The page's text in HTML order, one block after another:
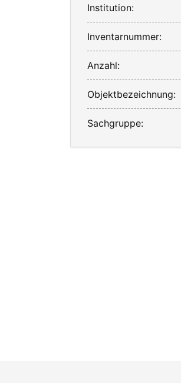
Institution:
Inventarnummer:
Anzahl:
Objektbezeichnung:
Sachgruppe: